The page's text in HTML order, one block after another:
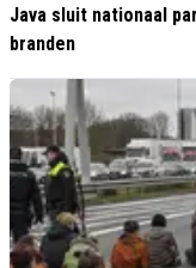
Java sluit nationaal
branden